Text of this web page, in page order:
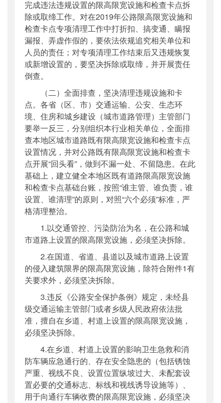
完成违法违规设置的限高限宽设施和检查卡点拆
除或取缔工作。对在2019年公路限高限宽设施和
检查卡点专项清理工作中打折扣、搞变通、瞒报
漏报、弄虚作假的，要依法依规追究相关单位和
人员的责任；对专项清理工作结束后又违规恢复
或新增设置的，要坚决拆除或取缔，并开展责任
倒查。
（二）全面排查，坚决清理违规设施和卡
点。各省（区、市）交通运输、公安、生态环
境、住房和城乡建设（城市道路管理）主管部门
要举一反三，分别组织本行业相关单位，全面排
查本地区城市道路既有限高限宽设施和检查卡点
设置情况，并对公路既有限高限宽设施和检查卡
点开展“回头看”，做到不漏一处、不留隐患。在此
基础上，建立健全本地区既有道路限高限宽设施
和检查卡点基础台账，按照“谁主管、谁负责，谁
设置、谁清理”的原则，对照“六个必须”标准，严
格清理整治。
1.以交通管控、污染防治为名，在公路和城
市道路上设置的限高限宽设施，必须坚决拆除。
2.在国道、省道、县道以及城市道路上设置
的侵入建筑限界的限高限宽设施，除符合附件1有
关要求外，必须坚决拆除。
3.违反《公路安全保护条例》规定，未经县
级交通运输主管部门或者乡级人民政府依法批
准，擅自在乡道、村道上设置的限高限宽设施，
必须坚决拆除。
4.在乡道、村道上设置的影响卫生急救和消
防车辆应急通行的、存在安全隐患的（包括锈蚀
严重、视线不良、设置位置纵坡过大、未配套设
置必要的交通标志、标线和视线诱导设施等）、
用于向通行车辆收费的限高限宽设施，必须坚决